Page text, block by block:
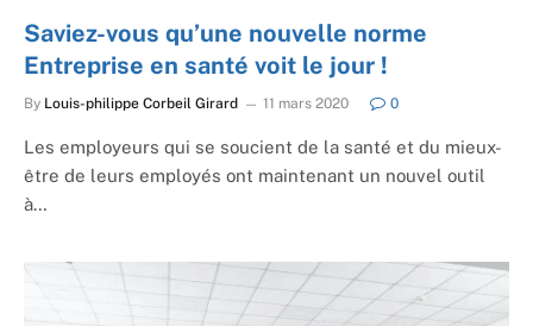
Saviez-vous qu’une nouvelle norme
Entreprise en santé voit le jour !
By Louis-philippe Corbeil Girard 11 mars 2020 0
Les employeurs qui se soucient de la santé et du mieux-
être de leurs employés ont maintenant un nouvel outil
à…